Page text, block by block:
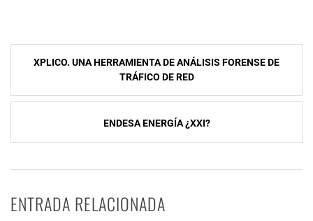
NavegaciÃ³n
entradas
XPLICO. UNA HERRAMIENTA DE ANÁLISIS FORENSE DE
TRÁFICO DE RED
ENDESA ENERGÍA ¿XXI?
ENTRADA RELACIONADA